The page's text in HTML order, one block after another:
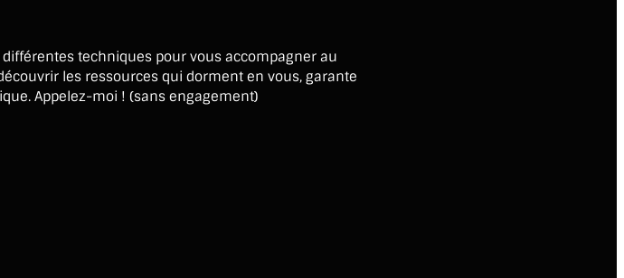
techniques pour vous accompagner au
les ressources qui dorment en vous, garante
Appelez-moi ! (sans engagement)